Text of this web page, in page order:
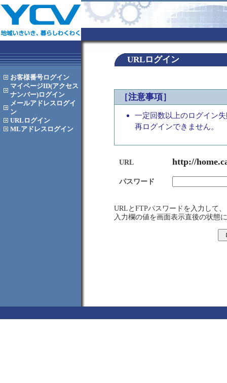
お客様番号ログイン
マイページID(アクセス
ナンバー)ログイン
メールアドレス ログイ
ン
URL ログイン
MLアドレス ログイン
URLログイン
［注意事項］
一定回数以上のログイン
再ログインできません。
URL http://
パスワード
URLとFTPパスワードを入力して
入力欄の値を画面表示直後の状態